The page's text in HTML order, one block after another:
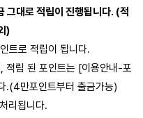
그대로 적립이 진행됩니다. (적
)
트로 적립이 됩니다.
적립 된 포인트는 [이용안내-포
.(4만포인트부터 출금가능)
리됩니다.